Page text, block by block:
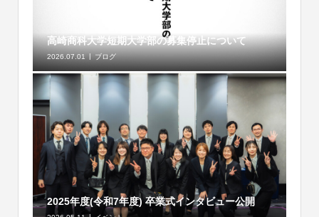
高崎商科大学短期大学部の募集停止について
2026.07.01 ブログ
2025年度(令和7年度) 卒業式インタビュー公開